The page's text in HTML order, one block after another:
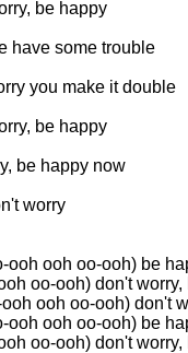
be happy
have some trouble
you make it double
be happy
be happy now
worry
ooh ooh oo-ooh) be
oo-ooh) don't worry,
ooh oo-ooh) don't
ooh ooh oo-ooh) be
oo-ooh) don't worry,